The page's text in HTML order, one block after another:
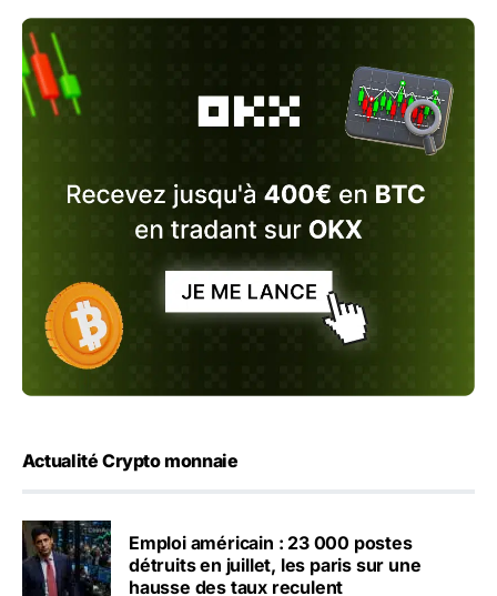
Actualité Crypto monnaie
Emploi américain : 23 000 postes
détruits en juillet, les paris sur une
hausse des taux reculent